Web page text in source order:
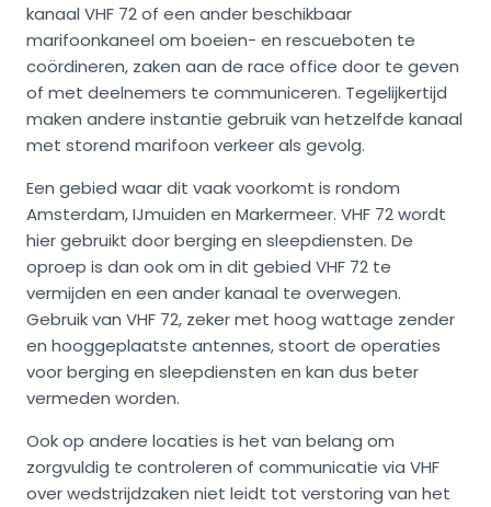
kanaal VHF 72 of een ander beschikbaar
marifoonkaneel om boeien- en rescueboten te
coördineren, zaken aan de race office door te geven
of met deelnemers te communiceren. Tegelijkertijd
maken andere instantie gebruik van hetzelfde kanaal
met storend marifoon verkeer als gevolg.
Een gebied waar dit vaak voorkomt is rondom
Amsterdam, IJmuiden en Markermeer. VHF 72 wordt
hier gebruikt door berging en sleepdiensten. De
oproep is dan ook om in dit gebied VHF 72 te
vermijden en een ander kanaal te overwegen.
Gebruik van VHF 72, zeker met hoog wattage zender
en hooggeplaatste antennes, stoort de operaties
voor berging en sleepdiensten en kan dus beter
vermeden worden.
Ook op andere locaties is het van belang om
zorgvuldig te controleren of communicatie via VHF
over wedstrijdzaken niet leidt tot verstoring van het